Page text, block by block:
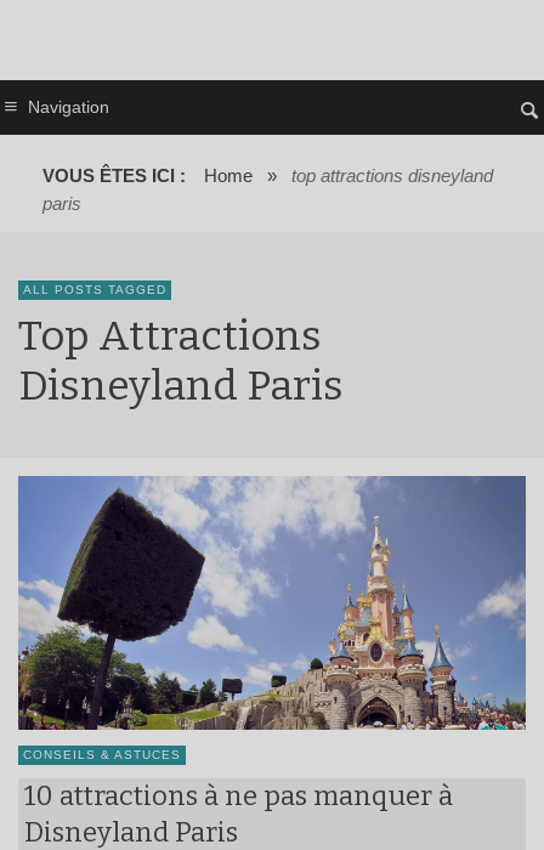
Navigation
VOUS ÊTES ICI : Home »
top attractions disneyland
paris
ALL POSTS TAGGED
Top Attractions
Disneyland Paris
CONSEILS & ASTUCES
10 attractions à ne pas manquer à
Disneyland Paris